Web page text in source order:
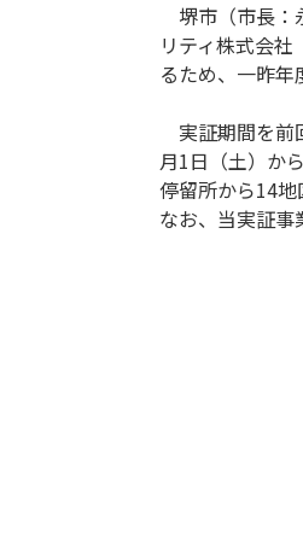
堺市（市長：
リティ株式会
るため、一昨年
実証期間を前
月1日（土）か
停留所から14地
なお、当実証事